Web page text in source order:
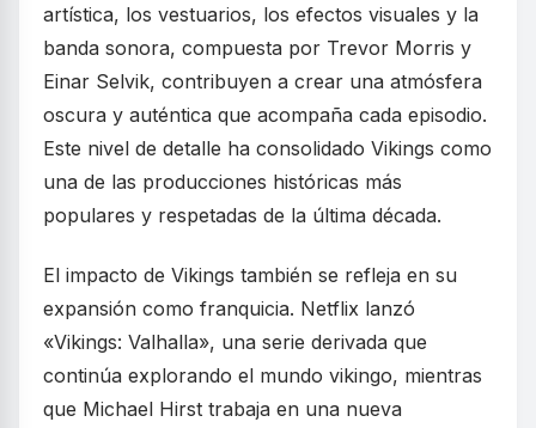
artística, los vestuarios, los efectos visuales y la
banda sonora, compuesta por Trevor Morris y
Einar Selvik, contribuyen a crear una atmósfera
oscura y auténtica que acompaña cada episodio.
Este nivel de detalle ha consolidado Vikings como
una de las producciones históricas más
populares y respetadas de la última década.
El impacto de Vikings también se refleja en su
expansión como franquicia. Netflix lanzó
«Vikings: Valhalla», una serie derivada que
continúa explorando el mundo vikingo, mientras
que Michael Hirst trabaja en una nueva